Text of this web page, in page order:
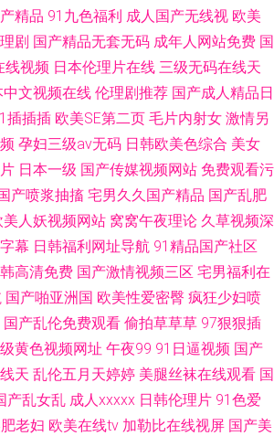
精品 91九色福利 成人国产无线视 欧美
剧 国产精品无套无码 成年人网站免费 国
线视频 日本伦理片在线 三级无码在线天
中文视频在线 伦理剧推荐 国产成人精品日
插插插 欧美SE第二页 毛片内射女 激情另
孕妇三级av无码 日韩欧美色综合 美女
日本一级 国产传媒视频网站 免费观看污
产喷浆抽搐 宅男久久国产精品 国产乱肥
美人妖视频网站 窝窝午夜理论 久草视频深
幕 日韩福利网址导航 91精品国产社区
高清免费 国产激情视频三区 宅男福利在
国产啪亚洲国 欧美性爱密臀 疯狂少妇喷
国产乱伦免费观看 偷拍草草草 97狠狠插
黄色视频网址 午夜99 91日逼视频 国产
天 乱伦五月天婷婷 美腿丝袜在线观看 国
产乱女乱 成人xxxxx 日韩伦理片 91色爱
老妇 欧美在线tv 加勒比在线视屏 国产美